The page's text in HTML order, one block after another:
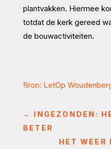
plantvakken. Hiermee
totdat de kerk gereed
de bouwactiviteiten.
Bron: LetOp
← INGEZONDEN:
BETER
HET WEER